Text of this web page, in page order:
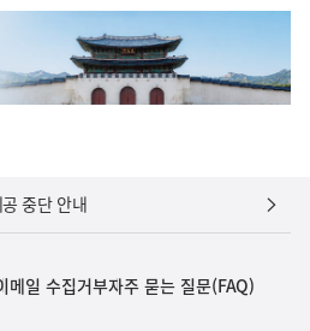
중단 안내
메일 수집거부자주 묻는 질문(FAQ)